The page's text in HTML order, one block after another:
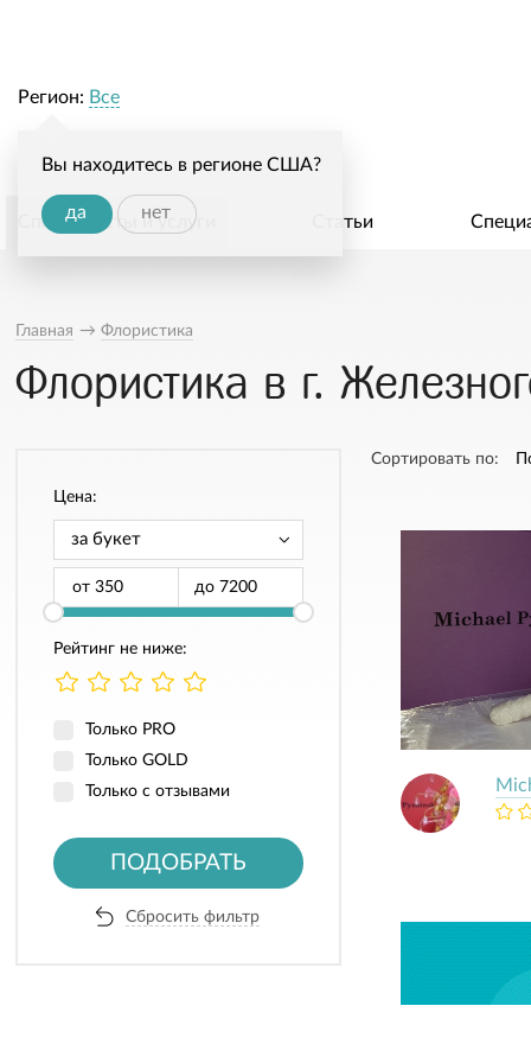
Регион: Все
Вы находитесь в регионе США?
да нет
Специалисты и услуги Статьи
Главная → Флористика
Флористика в г.
Цена:
от до
Рейтинг не ниже:
Только PRO
Только GOLD
Только с отзывами
ПОДОБРАТЬ
Сбросить фильтр
Сортировать по: